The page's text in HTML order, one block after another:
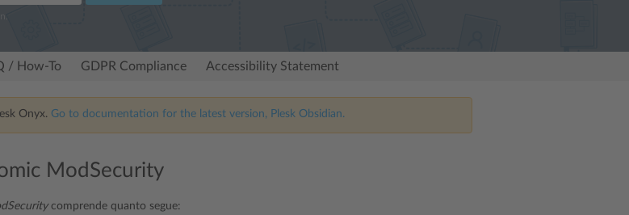
/ How-To GDPR Compliance Accessibility Statement
Onyx. Go to documentation for the latest version, Plesk Obsidian.
ModSecurity
comprende quanto segue: